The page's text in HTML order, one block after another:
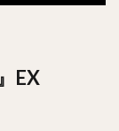
EX